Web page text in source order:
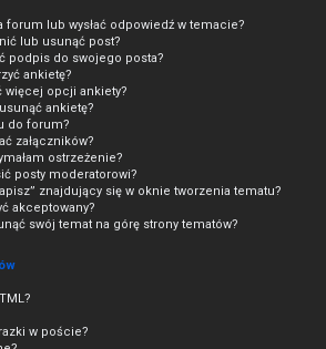
forum lub wysłać odpowiedź w temacie?
lub usunąć post?
podpis do swojego posta?
ankietę?
więcej opcji ankiety?
ankietę?
do forum?
załączników?
ostrzeżenie?
posty moderatorowi?
znajdujący się w oknie tworzenia tematu?
akceptowany?
swój temat na górę strony tematów?
w poście?